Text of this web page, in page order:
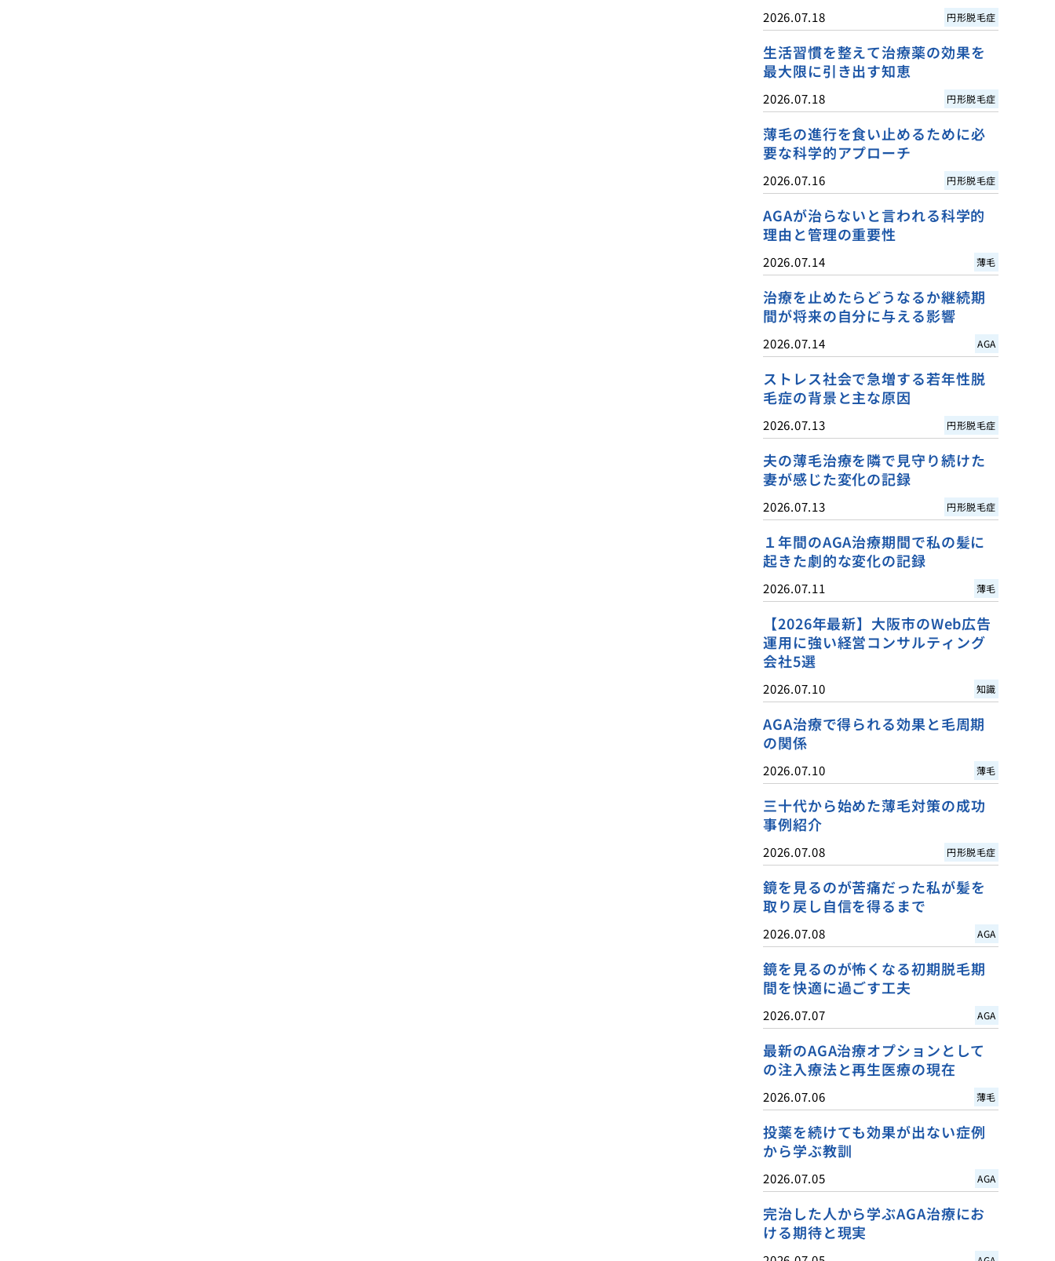
2026.07.18 円形脱毛症
生活習慣を整えて治療薬の効果を
最大限に引き出す知恵
2026.07.18 円形脱毛症
薄毛の進行を食い止めるために必
要な科学的アプローチ
2026.07.16 円形脱毛症
AGAが治らないと言われる科学的
理由と管理の重要性
2026.07.14 薄毛
治療を止めたらどうなるか継続期
間が将来の自分に与える影響
2026.07.14 AGA
ストレス社会で急増する若年性脱
毛症の背景と主な原因
2026.07.13 円形脱毛症
夫の薄毛治療を隣で見守り続けた
妻が感じた変化の記録
2026.07.13 円形脱毛症
１年間のAGA治療期間で私の髪に
起きた劇的な変化の記録
2026.07.11 薄毛
【2026年最新】大阪市のWeb広告
運用に強い経営コンサルティング
会社5選
2026.07.10 知識
AGA治療で得られる効果と毛周期
の関係
2026.07.10 薄毛
三十代から始めた薄毛対策の成功
事例紹介
2026.07.08 円形脱毛症
鏡を見るのが苦痛だった私が髪を
取り戻し自信を得るまで
2026.07.08 AGA
鏡を見るのが怖くなる初期脱毛期
間を快適に過ごす工夫
2026.07.07 AGA
最新のAGA治療オプションとして
の注入療法と再生医療の現在
2026.07.06 薄毛
投薬を続けても効果が出ない症例
から学ぶ教訓
2026.07.05 AGA
完治した人から学ぶAGA治療にお
ける期待と現実